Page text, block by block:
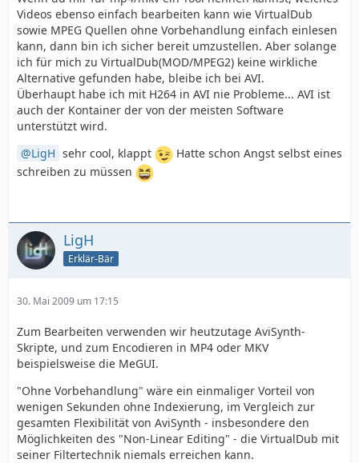
Videos ebenso einfach bearbeiten kann wie VirtualDub
sowie MPEG Quellen ohne Vorbehandlung einfach einlesen
kann, dann bin ich sicher bereit umzustellen. Aber solange
ich für mich zu VirtualDub(MOD/MPEG2) keine wirkliche
Alternative gefunden habe, bleibe ich bei AVI.
Überhaupt habe ich mit H264 in AVI nie Probleme... AVI ist
auch der Kontainer der von der meisten Software
unterstützt wird.
LigH sehr cool, klappt
Hatte schon Angst selbst eines
schreiben zu müssen
LigH
Erklär-Bär
30. Mai 2009 um 17:15
Zum Bearbeiten verwenden wir heutzutage AviSynth-
Skripte, und zum Encodieren in MP4 oder MKV
beispielsweise die MeGUI.
"Ohne Vorbehandlung" wäre ein einmaliger Vorteil von
wenigen Sekunden ohne Indexierung, im Vergleich zur
gesamten Flexibilität von AviSynth - insbesondere den
Möglichkeiten des "Non-Linear Editing" - die VirtualDub mit
seiner Filtertechnik niemals erreichen kann.